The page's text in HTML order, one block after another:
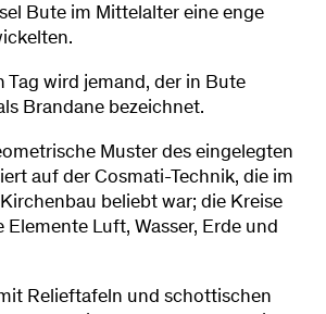
Bute im Mittelalter eine enge
Tag wird jemand, der in Bute
Brandane bezeichnet.
Muster des eingelegten
auf der Cosmati-Technik, die im
beliebt war; die Kreise
Elemente Luft, Wasser, Erde und
Relieftafeln und schottischen